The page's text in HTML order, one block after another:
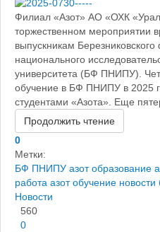
Филиал «Азот» АО «ОХК
торжественном мероприятии
выпускникам
национального
университета (БФ ПНИПУ).
обучение в БФ ПНИПУ в 2025
студентами «Азота». Еще
Продолжить чтение
0
Метки:
БФ ПНИПУ азот образование
работа азот обучение новости
Новости
560
0